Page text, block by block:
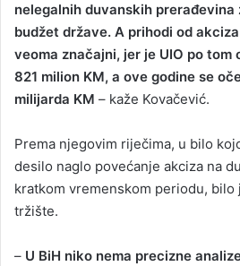
nelegalnih duvanskih prerađevina
budžet države. A prihodi od
veoma značajni, jer je UIO po tom
821 milion KM, a ove godine se
milijarda KM – kaže Kovačević.
Prema njegovim riječima, u bilo
desilo naglo povećanje akciza na
kratkom vremenskom periodu, bilo
tržište.
– U BiH niko nema precizne